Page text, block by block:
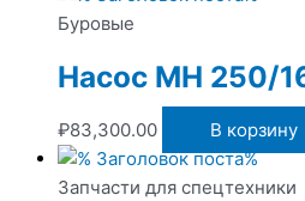
Буровые
Насос МН 250/
₽83,300.00 В корзину
Запчасти для спецтехники